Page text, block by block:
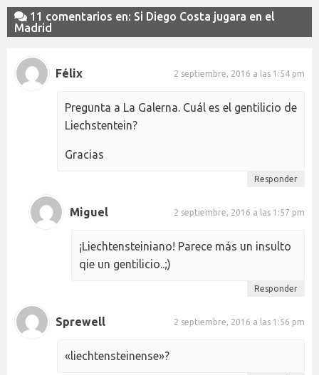
11 comentarios en: Si Diego Costa jugara en el
Madrid
Félix 2 septiembre, 2016 a las 1:54 pm
Pregunta a La Galerna. Cuál es el gentilicio de
Liechstentein?
Gracias
Responder
Miguel 2 septiembre, 2016 a las 1:57 pm
¡Liechtensteiniano! Parece más un insulto
qie un gentilicio..;)
Responder
Sprewell 2 septiembre, 2016 a las 1:56 pm
«liechtensteinense»?